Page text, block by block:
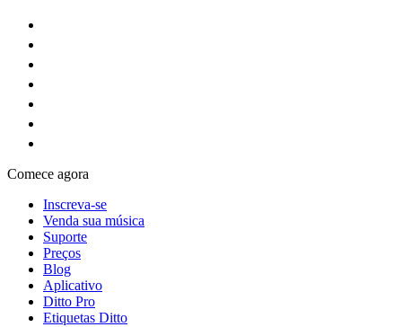
Comece agora
Inscreva-se
Venda sua música
Suporte
Preços
Blog
Aplicativo
Ditto Pro
Etiquetas Ditto